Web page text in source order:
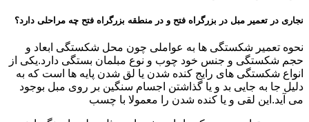
نجاری در تعمیر مبل در بزرگراه فتح و در منطقه بزرگراه فتح چه مراحلی دارد؟
نحوه تعمیر شکستگی ها به عواملی چون محل شکستگی ابعاد و
حجم شکستگی و جنس خود چوب و نوع مبلمان بستگی دارد.یکی از
انواع شکستگی های رایج کنده شدن یا لق شدن پایه ها است که به
دلیل جا به جایی بد و یا گذاشتن اجسام سنگین بر روی مبل بوجود
می آید.این لقی و یا کنده شدن را معمولا با چسب